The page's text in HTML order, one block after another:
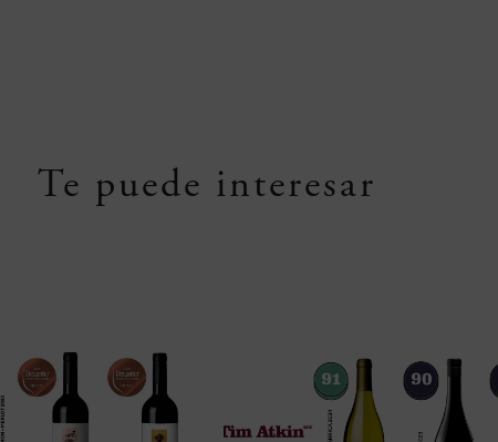
Te puede interesar